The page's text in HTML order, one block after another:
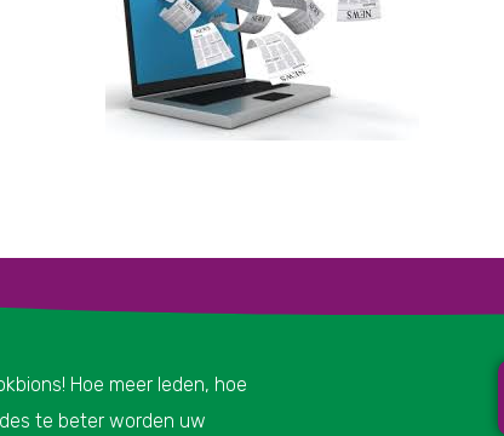
Hoe meer leden, hoe
te beter worden uw